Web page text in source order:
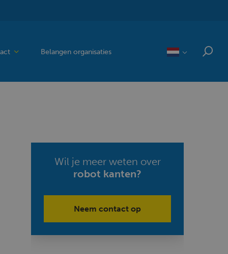
Belangen organisaties
Wil je meer weten over
robot kanten?
Neem contact op